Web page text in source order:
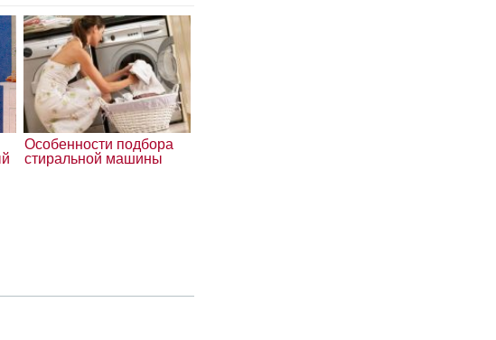
Особенности подбора
стиральной машины